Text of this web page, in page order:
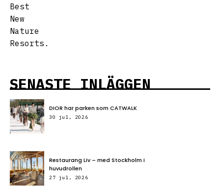
Best
New
Nature
Resorts.
SENASTE INLÄGGEN
DIOR har parken som CATWALK
30 jul, 2026
Restaurang Liv – med Stockholm i
huvudrollen
27 jul, 2026